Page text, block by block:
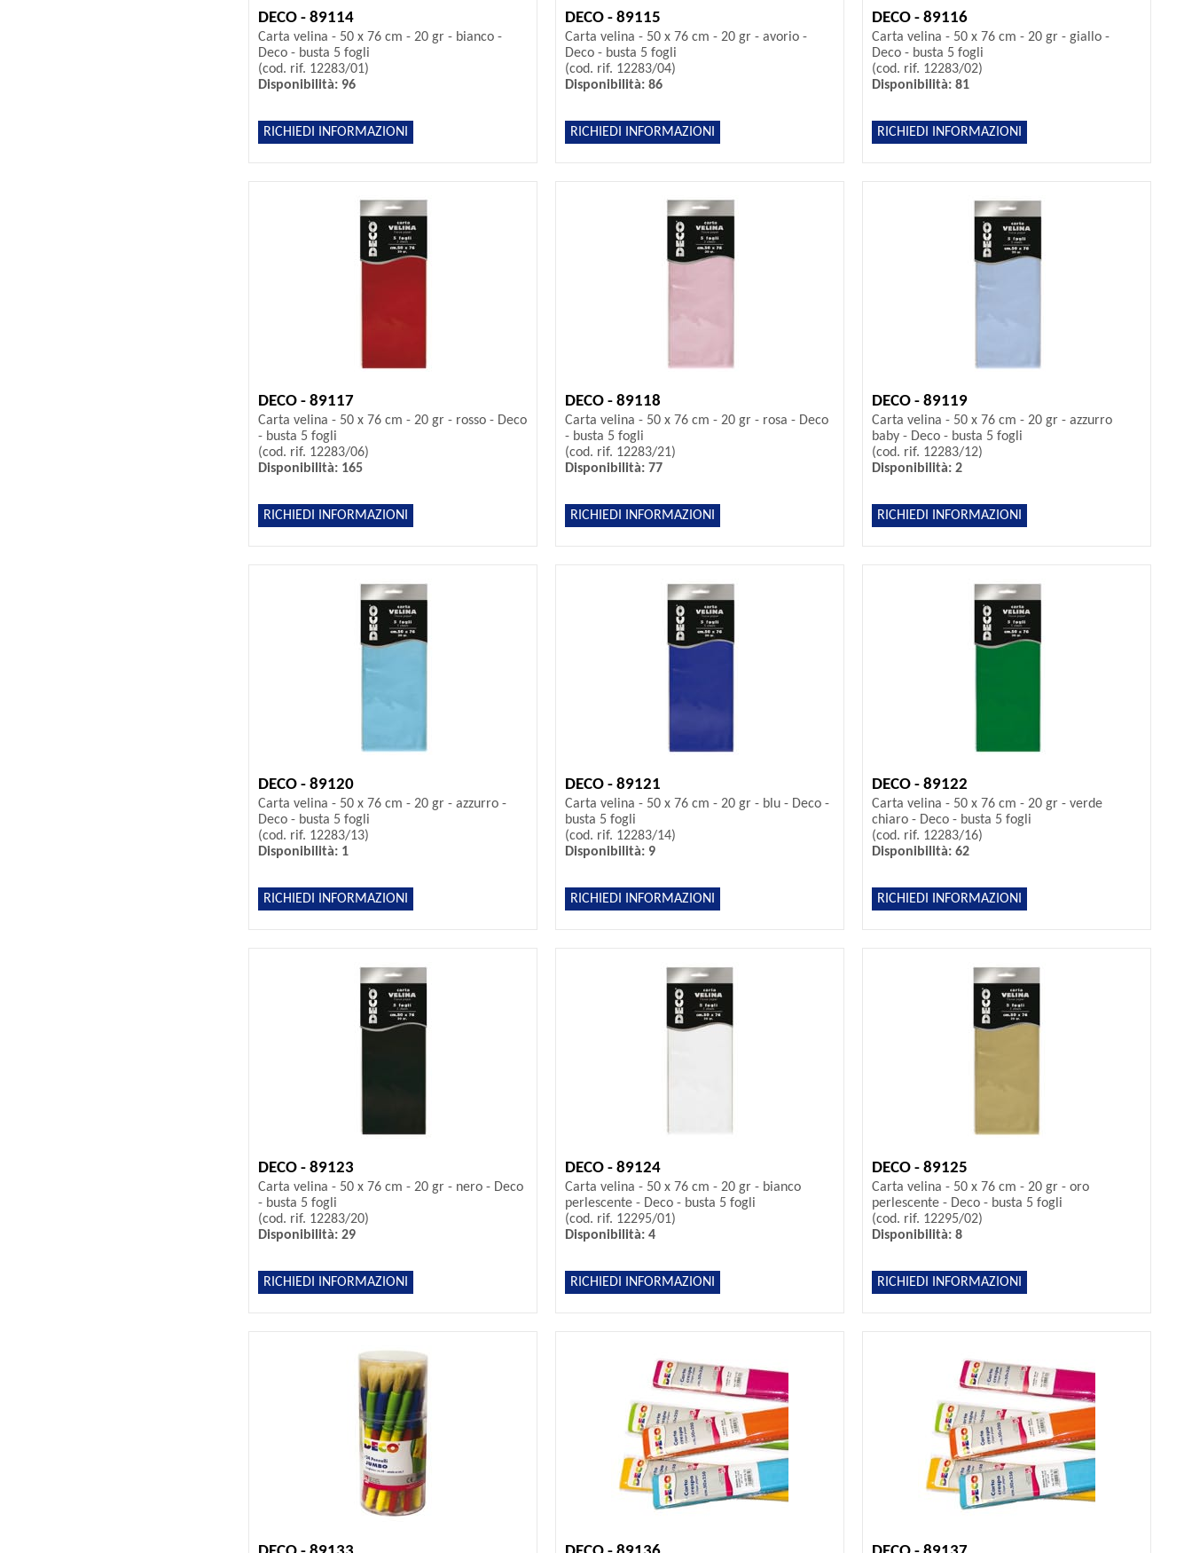
DECO - 89114
Carta velina - 50 x 76 cm - 20 gr - bianco -
Deco - busta 5 fogli
(cod. rif. 12283/01)
Disponibilità: 96
RICHIEDI INFORMAZIONI
DECO - 89115
Carta velina - 50 x 76 cm - 20 gr - avorio -
Deco - busta 5 fogli
(cod. rif. 12283/04)
Disponibilità: 86
RICHIEDI INFORMAZIONI
DECO - 89116
Carta velina - 50 x 76 cm - 20 gr - giallo -
Deco - busta 5 fogli
(cod. rif. 12283/02)
Disponibilità: 81
RICHIEDI INFORMAZIONI
DECO - 89117
Carta velina - 50 x 76 cm - 20 gr - rosso - Deco
- busta 5 fogli
(cod. rif. 12283/06)
Disponibilità: 165
RICHIEDI INFORMAZIONI
DECO - 89118
Carta velina - 50 x 76 cm - 20 gr - rosa - Deco
- busta 5 fogli
(cod. rif. 12283/21)
Disponibilità: 77
RICHIEDI INFORMAZIONI
DECO - 89119
Carta velina - 50 x 76 cm - 20 gr - azzurro
baby - Deco - busta 5 fogli
(cod. rif. 12283/12)
Disponibilità: 2
RICHIEDI INFORMAZIONI
DECO - 89120
Carta velina - 50 x 76 cm - 20 gr - azzurro -
Deco - busta 5 fogli
(cod. rif. 12283/13)
Disponibilità: 1
RICHIEDI INFORMAZIONI
DECO - 89121
Carta velina - 50 x 76 cm - 20 gr - blu - Deco -
busta 5 fogli
(cod. rif. 12283/14)
Disponibilità: 9
RICHIEDI INFORMAZIONI
DECO - 89122
Carta velina - 50 x 76 cm - 20 gr - verde
chiaro - Deco - busta 5 fogli
(cod. rif. 12283/16)
Disponibilità: 62
RICHIEDI INFORMAZIONI
DECO - 89123
Carta velina - 50 x 76 cm - 20 gr - nero - Deco
- busta 5 fogli
(cod. rif. 12283/20)
Disponibilità: 29
RICHIEDI INFORMAZIONI
DECO - 89124
Carta velina - 50 x 76 cm - 20 gr - bianco
perlescente - Deco - busta 5 fogli
(cod. rif. 12295/01)
Disponibilità: 4
RICHIEDI INFORMAZIONI
DECO - 89125
Carta velina - 50 x 76 cm - 20 gr - oro
perlescente - Deco - busta 5 fogli
(cod. rif. 12295/02)
Disponibilità: 8
RICHIEDI INFORMAZIONI